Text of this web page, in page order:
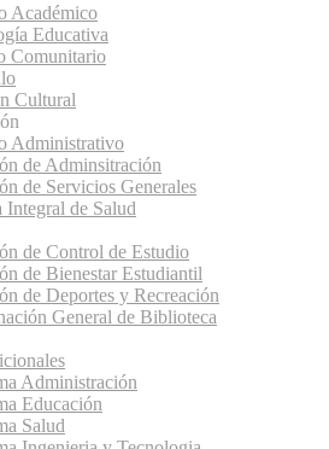
Académico
Educativa
Comunitario
Cultural
Administrativo
de Adminsitración
de Servicios Generales
Integral de Salud
de Control de Estudio
de Bienestar Estudiantil
de Deportes y Recreación
General de Biblioteca
Administración
Educación
Salud